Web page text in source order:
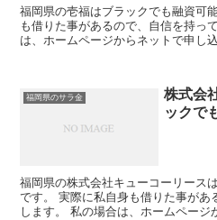
福岡県の壱福はブラックでも融資可
も借りた事があるので、自信を持っ
は、ホームページからネットで申し
福岡県のサラ金
株式会
ックで
福岡県の株式会社キューコーリース
です。 実際に私自身も借りた事があ
します。 私の場合は、ホームページ